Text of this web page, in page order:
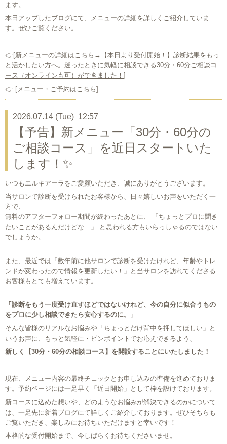
ます。
本日アップしたブログにて、メニューの詳細を詳しくご紹介していま
す。ぜひご覧ください。
👉[新メニューの詳細はこちら→
【本日より受付開始！】診断結果をもっ
と活かしたい方へ。迷ったときに気軽に相談できる30分・60分ご相談コ
ース（オンラインも可）ができました！ ]
👉 [ メニュー・ご予約はこちら]
2026.07.14 (Tue) 12:57
【予告】新メニュー「30分・60分の
ご相談コース」を近日スタートいた
します！✨
いつもエルキアーラをご愛顧いただき、誠にありがとうございます。
当サロンで診断を受けられたお客様から、日々嬉しいお声をいただく一
方で、
無料のアフターフォロー期間が終わったあとに、 「ちょっとプロに聞き
たいことがあるんだけどな…」 と思われる方もいらっしゃるのではない
でしょうか。
また、最近では「数年前に他サロンで診断を受けたけれど、年齢やトレ
ンドが変わったので情報を更新したい！」と当サロンを訪れてくださる
お客様もとても増えています。
「診断をもう一度受け直すほどではないけれど、今の自分に似合うもの
をプロに少し相談できたら安心するのに。」
そんな皆様のリアルなお悩みや「ちょっとだけ背中を押してほしい」と
いうお声に、もっと気軽に・ピンポイントでお応えできるよう、
新しく【30分・60分の相談コース】を開設することにいたしました！
現在、メニュー内容の最終チェックとお申し込みの準備を進めておりま
す。予約ページには一足早く「近日開始」として枠を設けております。
新コースに込めた想いや、どのようなお悩みが解決できるのかについて
は、一足先に新着ブログにて詳しくご紹介しております。ぜひそちらも
ご覧いただき、楽しみにお待ちいただけますと幸いです！
本格的な受付開始まで、今しばらくお待ちくださいませ。